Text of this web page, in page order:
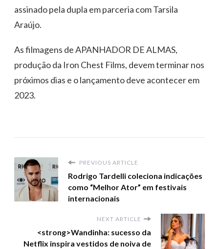
assinado pela dupla em parceria com Tarsila
Araújo.
As filmagens de APANHADOR DE ALMAS,
produção da Iron Chest Films, devem terminar nos
próximos dias e o lançamento deve acontecer em
2023.
PREVIOUS ARTICLE
Rodrigo Tardelli coleciona indicações
como “Melhor Ator” em festivais
internacionais
NEXT ARTICLE
<strong>Wandinha: sucesso da
Netflix inspira vestidos de noiva de